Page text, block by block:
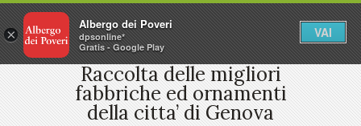
Raccolta delle migliori
fabbriche ed ornamenti
della citta’ di Genova
×
Albergo dei Poveri
dpsonline*
Gratis - Google Play
VAI